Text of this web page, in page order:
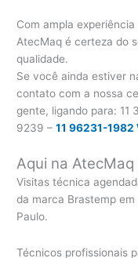
Com ampla
AtecMaq é certeza do
qualidade.
Se você ainda estiver
contato com a nossa
gente, ligando para: 11
9239 –11 96231-1982
Aqui na
Visitas técnica
da marca Brastemp
Paulo.
Técnicos profissionais